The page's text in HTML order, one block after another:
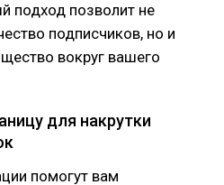
подход позволит не
подписчиков, но и
вокруг вашего
для накрутки
помогут вам